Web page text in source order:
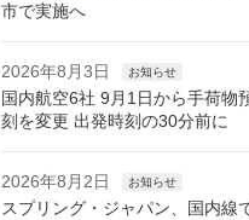
市で実施へ
2026年8月3日 お知らせ
国内航空6社 9月1日から手荷物
刻を変更 出発時刻の30分前に
2026年8月2日 お知らせ
スプリング・ジャパン、国内線